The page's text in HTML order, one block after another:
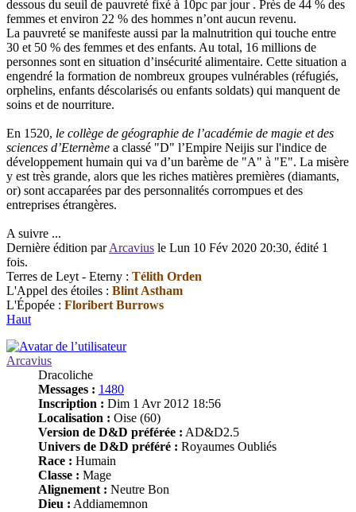
dessous du seuil de pauvreté fixé à 10pc par jour . Près de 44 % des
femmes et environ 22 % des hommes n’ont aucun revenu.
La pauvreté se manifeste aussi par la malnutrition qui touche entre
30 et 50 % des femmes et des enfants. Au total, 16 millions de
personnes sont en situation d’insécurité alimentaire. Cette situation a
engendré la formation de nombreux groupes vulnérables (réfugiés,
orphelins, enfants déscolarisés ou enfants soldats) qui manquent de
soins et de nourriture.
En 1520, le collège de géographie de l’académie de magie et des
sciences d’Eternème a classé "D" l’Empire Neijis sur l'indice de
développement humain qui va d’un barème de "A" à "E". La misère
y est très grande, alors que les riches matières premières (diamants,
or) sont accaparées par des personnalités corrompues et des
entreprises étrangères.
A suivre ...
Dernière édition parArcavius le Lun 10 Fév 2020 20:30, édité 1
fois.
Terres de Leyt - Eterny : Télith Orden
L'Appel des étoiles : Blint Astham
L'Épopée : Floribert Burrows
Haut
Arcavius
Dracoliche
Messages : 1480
Inscription : Dim 1 Avr 2012 18:56
Localisation : Oise (60)
Version de D&D préférée : AD&D2.5
Univers de D&D préféré : Royaumes Oubliés
Race : Humain
Classe : Mage
Alignement : Neutre Bon
Dieu : Addiamemnon